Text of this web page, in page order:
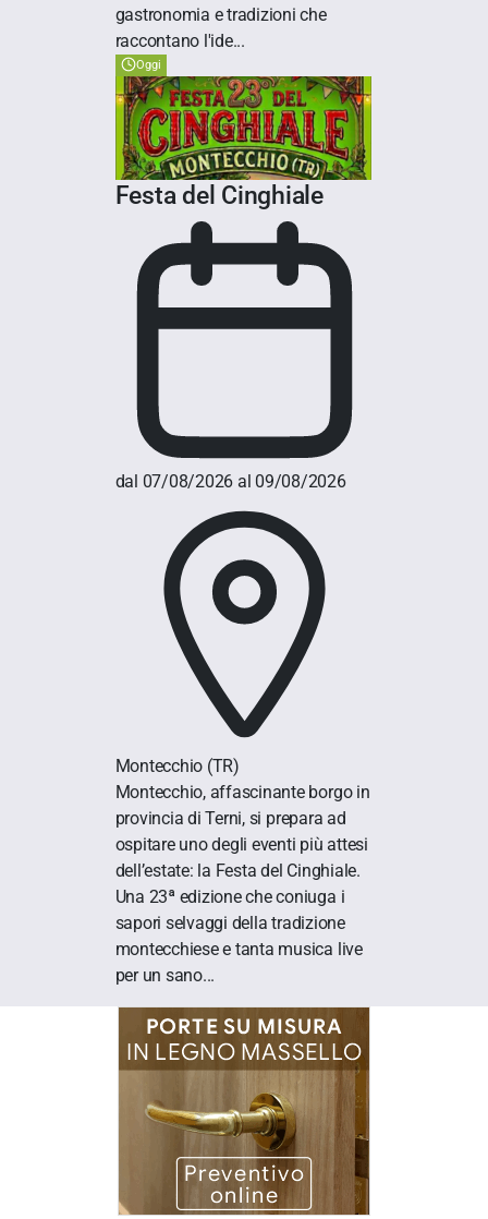
gastronomia e tradizioni che
raccontano l'ide...
Oggi
Festa del Cinghiale
dal 07/08/2026 al 09/08/2026
Montecchio (TR)
Montecchio, affascinante borgo in
provincia di Terni, si prepara ad
ospitare uno degli eventi più attesi
dell’estate: la Festa del Cinghiale.
Una 23ª edizione che coniuga i
sapori selvaggi della tradizione
montecchiese e tanta musica live
per un sano...